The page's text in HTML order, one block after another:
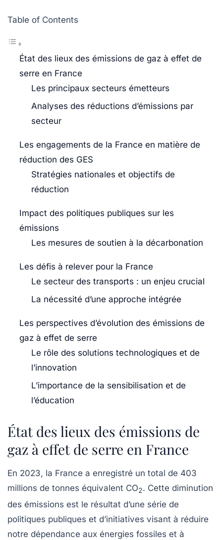
Table of Contents
État des lieux des émissions de gaz à effet de
serre en France
Les principaux secteurs émetteurs
Analyses des réductions d’émissions par
secteur
Les engagements de la France en matière de
réduction des GES
Stratégies nationales et objectifs de
réduction
Impact des politiques publiques sur les
émissions
Les mesures de soutien à la décarbonation
Les défis à relever pour la France
Le secteur des transports : un enjeu crucial
La nécessité d’une approche intégrée
Les perspectives d’évolution des émissions de
gaz à effet de serre
Le rôle des solutions technologiques et de
l’innovation
L’importance de la sensibilisation et de
l’éducation
État des lieux des émissions de
gaz à effet de serre en France
En 2023, la France a enregistré un total de 403
millions de tonnes équivalent CO2. Cette diminution
des émissions est le résultat d’une série de
politiques publiques et d’initiatives visant à réduire
notre dépendance aux énergies fossiles et à